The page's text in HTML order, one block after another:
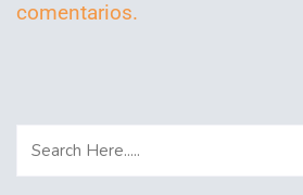
comentarios.